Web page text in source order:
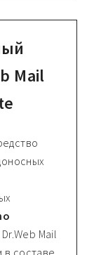
Mail
Dr.Web Mail